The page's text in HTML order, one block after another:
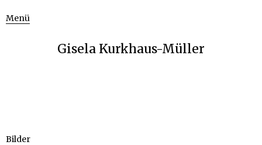
Menü
Gisela Kurkhaus-Müller
Bilder